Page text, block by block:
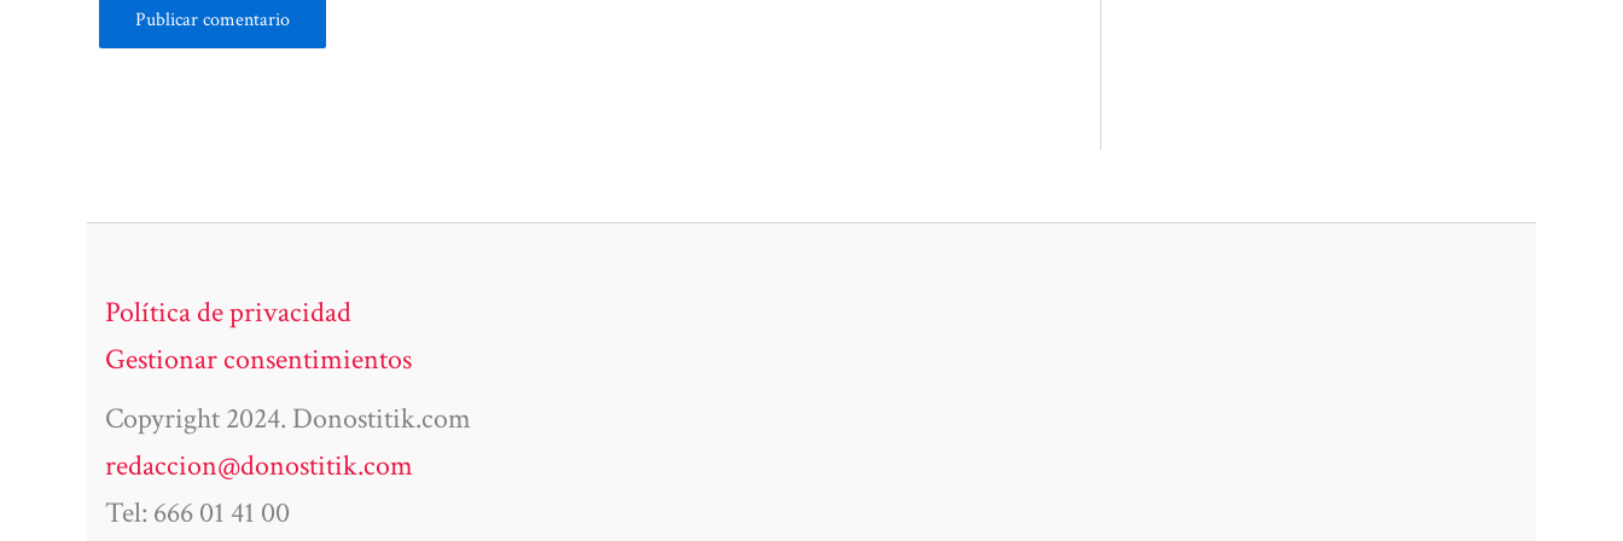
Política de privacidad
Gestionar consentimientos
Copyright 2024. Donostitik.com
redaccion@donostitik.com
Tel: 666 01 41 00